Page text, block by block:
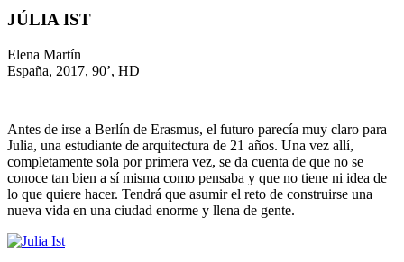
JÚLIA IST
Elena Martín
España, 2017, 90’, HD
Antes de irse a Berlín de Erasmus, el futuro parecía muy claro para
Julia, una estudiante de arquitectura de 21 años. Una vez allí,
completamente sola por primera vez, se da cuenta de que no se
conoce tan bien a sí misma como pensaba y que no tiene ni idea de
lo que quiere hacer. Tendrá que asumir el reto de construirse una
nueva vida en una ciudad enorme y llena de gente.